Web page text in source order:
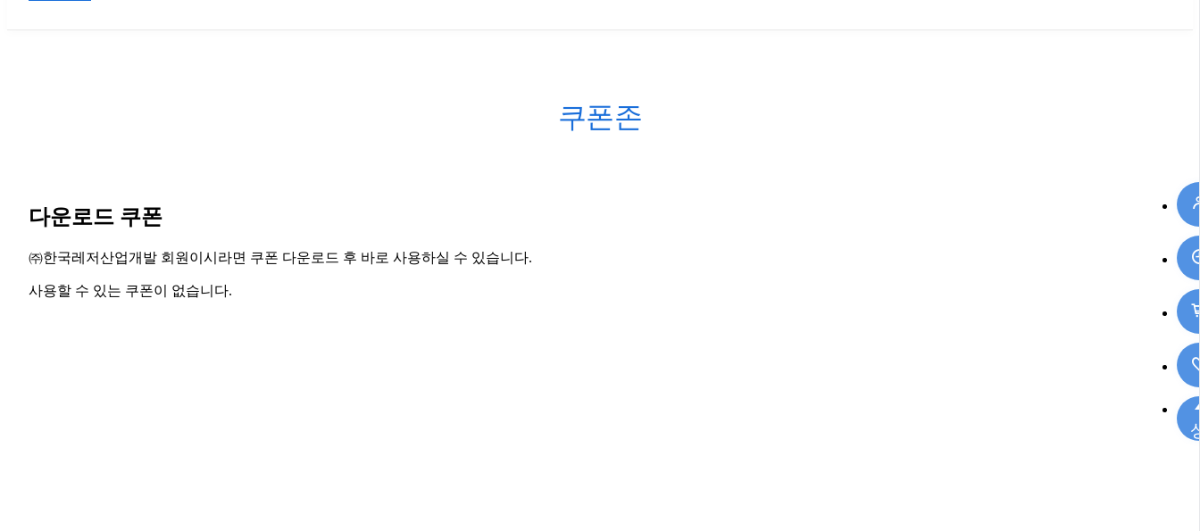
쿠폰존
다운로드 쿠폰
㈜한국레저산업개발 회원이시라면 쿠폰 다운로드 후 바로 사용하실 수 있습니다.
사용할 수 있는 쿠폰이 없습니다.